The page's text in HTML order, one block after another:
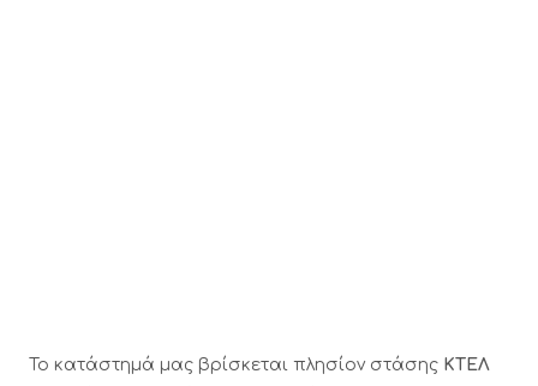
Το κατάστημά μας βρίσκεται πλησίον στάσης ΚΤΕΛ